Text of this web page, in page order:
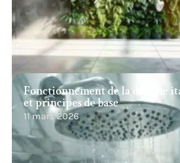
Fonctionnement de la douche
et principes de base
11 mars 2026